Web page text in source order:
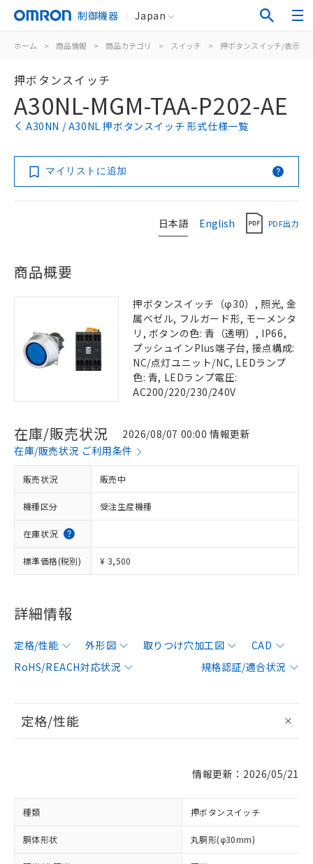
制御機器 Japan
ホーム > 商品情報 > 商品カテゴリ > スイッチ > 押ボタンスイッチ/表示灯
押ボタンスイッチ
A30NL-MGM-TAA-P202-AE
A30NN / A30NL 押ボタンスイッチ 形式仕様一覧
マイリストに追加
日本語 English PDF出力
商品概要
押ボタンスイッチ（φ30）, 照光, 金
属ベゼル, フルガード形, モーメンタ
リ, ボタンの色: 青（透明）, IP66,
プッシュインPlus端子台, 接点構成:
NC/点灯ユニット/NC, LEDランプ
色: 青, LEDランプ電圧:
AC200/220/230/240V
在庫/販売状況
2026/08/07 00:00 情報更新
在庫/販売状況 ご利用条件
販売状況 販売中
機種区分 受注生産機種
在庫状況
標準価格(税別) ¥ 3,500
詳細情報
定格/性能 外形図 取りつけ穴加工図
CAD
RoHS/REACH対応状況
規格認証/適合状況
定格/性能
情報更新：2026/05/21
種類 押ボタンスイッチ
胴体形状 丸胴形(φ30mm)